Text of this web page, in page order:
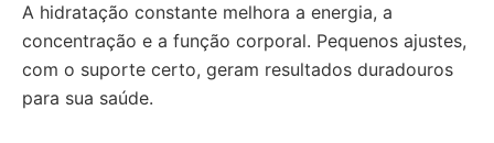
A hidratação constante melhora a energia, a
concentração e a função corporal. Pequenos ajustes,
com o suporte certo, geram resultados duradouros
para sua saúde.